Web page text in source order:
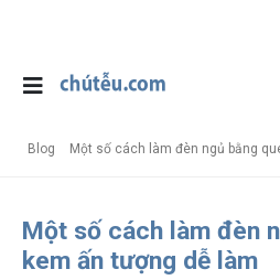
Blog Một số cách làm đèn ngủ bằng
Một số cách làm đèn
kem ấn tượng dễ làm